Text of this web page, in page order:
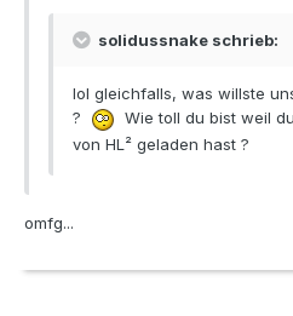
solidussnake schrieb:
lol gleichfalls, was willste
?
Wie toll du bist weil
von HL² geladen hast ?
omfg...